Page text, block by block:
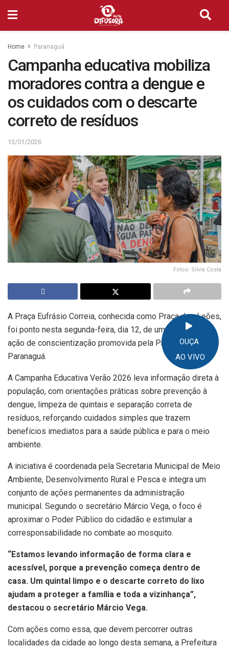
OUÇA
AO VIVO
Home Paranaguá
Campanha educativa mobiliza
moradores contra a dengue e
os cuidados com o descarte
correto de resíduos
13/01/2026
Fotos: Silvia Costa
A Praça Eufrásio Correia, conhecida como Praça dos Leões,
foi ponto nesta segunda-feira, dia 12, de uma importante
ação de conscientização promovida pela Prefeitura de
Paranaguá.
A Campanha Educativa Verão 2026 leva informação direta à
população, com orientações práticas sobre prevenção à
dengue, limpeza de quintais e separação correta de
resíduos, reforçando cuidados simples que trazem
benefícios imediatos para a saúde pública e para o meio
ambiente.
A iniciativa é coordenada pela Secretaria Municipal de Meio
Ambiente, Desenvolvimento Rural e Pesca e integra um
conjunto de ações permanentes da administração
municipal. Segundo o secretário Márcio Vega, o foco é
aproximar o Poder Público do cidadão e estimular a
corresponsabilidade no combate ao mosquito.
“Estamos levando informação de forma clara e
acessível, porque a prevenção começa dentro de
casa. Um quintal limpo e o descarte correto do lixo
ajudam a proteger a família e toda a vizinhança”,
destacou o secretário Márcio Vega.
Com ações como essa, que devem percorrer outras
localidades da cidade ao longo desta semana, a Prefeitura